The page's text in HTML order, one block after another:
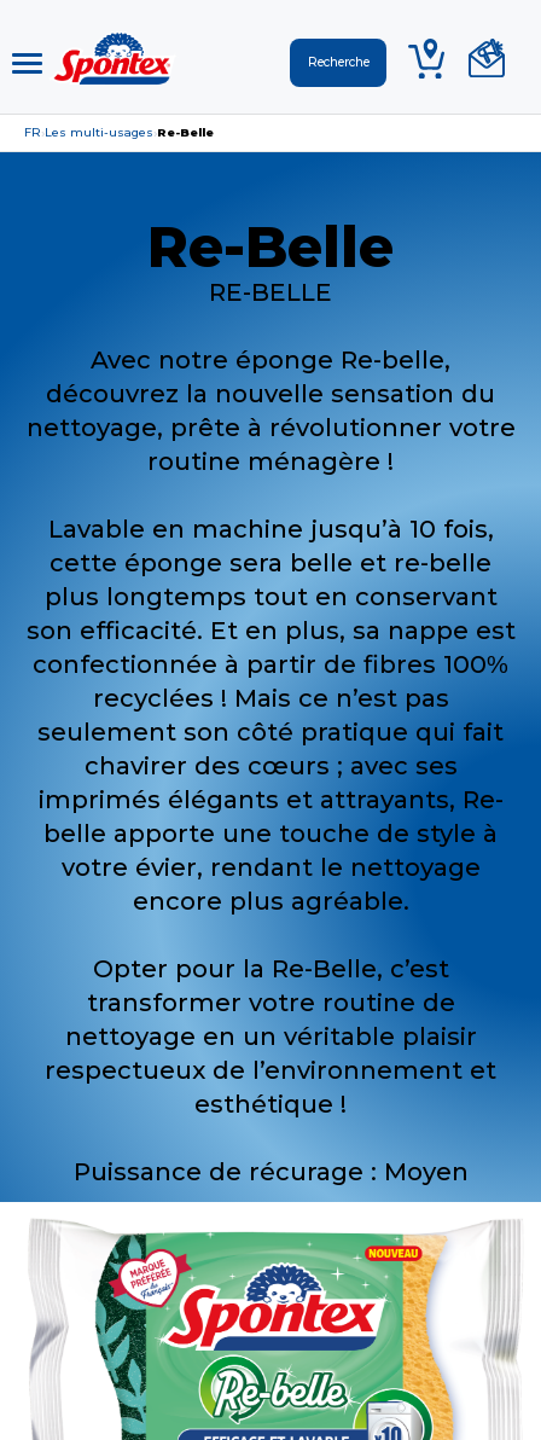
FR›Les multi-usages›Re-Belle
Re-Belle
RE-BELLE
Avec notre éponge Re-belle,
découvrez la nouvelle sensation du
nettoyage, prête à révolutionner votre
routine ménagère !
Lavable en machine jusqu’à 10 fois,
cette éponge sera belle et re-belle
plus longtemps tout en conservant
son efficacité. Et en plus, sa nappe est
confectionnée à partir de fibres 100%
recyclées ! Mais ce n’est pas
seulement son côté pratique qui fait
chavirer des cœurs ; avec ses
imprimés élégants et attrayants, Re-
belle apporte une touche de style à
votre évier, rendant le nettoyage
encore plus agréable.
Opter pour la Re-Belle, c’est
transformer votre routine de
nettoyage en un véritable plaisir
respectueux de l’environnement et
esthétique !
Puissance de récurage : Moyen